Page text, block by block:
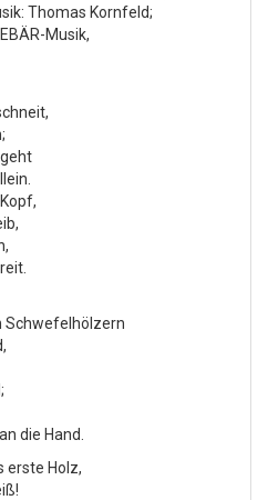
Thomas Kornfeld;
Musik,
Schwefelhölzern
die Hand.
erste Holz,